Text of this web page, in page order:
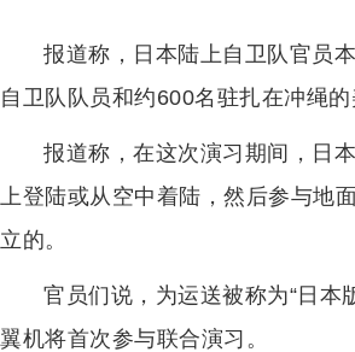
报道称，日本陆上自卫队官员
自卫队队员和约600名驻扎在冲绳
报道称，在这次演习期间，日
上登陆或从空中着陆，然后参与地
立的。
官员们说，为运送被称为“日本
翼机将首次参与联合演习。